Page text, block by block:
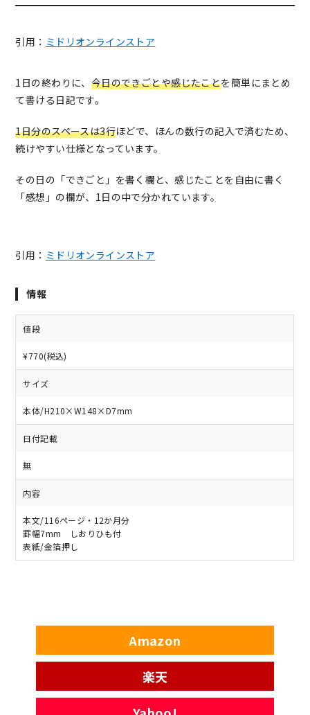
引用： ミドリオンラインストア
1日の終わりに、 今日のできごとや感じたことを簡単にまとめ
て書ける日記です。
1日分のスペースは3行ほどで、ほんの数行の記入で済むため、
続けやすい仕様となっています。
その日の「できごと」を書く欄と、感じたことを自由に書く
「感想」の欄が、1日の中で分かれています。
引用： ミドリオンラインストア
情報
値段
¥770(税込)
サイズ
本体/H210×W148×D7mm
日付記載
無
内容
本文/116ページ・12か月分
罫幅7mm しおりひも付
表紙/金箔押し
Amazon
楽天